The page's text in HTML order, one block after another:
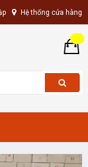
Hệ thống cửa hàng